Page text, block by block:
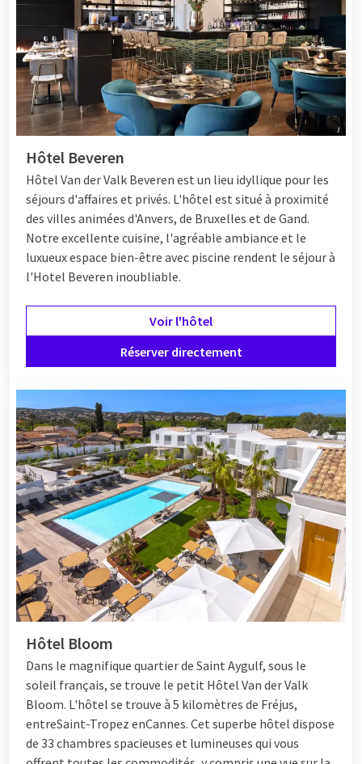
Hôtel Beveren
Hôtel Van der Valk Beveren est un lieu idyllique pour les
séjours d'affaires et privés. L'hôtel est situé à proximité
des villes animées d'Anvers, de Bruxelles et de Gand.
Notre excellente cuisine, l'agréable ambiance et le
luxueux espace bien-être avec piscine rendent le séjour à
l'Hotel Beveren inoubliable.
Voir l'hôtel
Réserver directement
Hôtel Bloom
Dans le magnifique quartier de Saint Aygulf, sous le
soleil français, se trouve le petit Hôtel Van der Valk
Bloom. L'hôtel se trouve à 5 kilomètres de Fréjus,
entreSaint-Tropez enCannes. Cet superbe hôtel dispose
de 33 chambres spacieuses et lumineuses qui vous